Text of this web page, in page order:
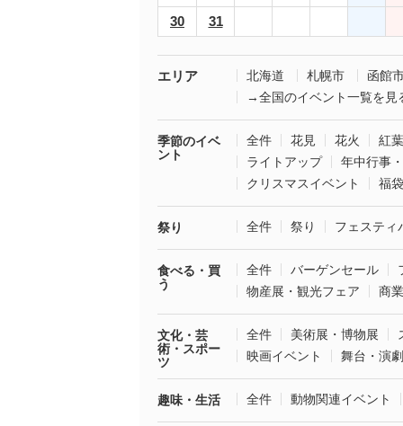
30
31
エリア 北海道 札幌市
函館
→全国のイベント一覧を見
季節のイベ
ント
全件 花見 花火
紅葉
ライトアップ
年中行事
クリスマスイベント
福
祭り 全件 祭り フェスティ
食べる・買
う
全件 バーゲンセール
物産展・観光フェア
商
文化・芸
術・スポー
ツ
全件 美術展・博物展
映画イベント
舞台・演劇
趣味・生活 全件 動物関連イベント